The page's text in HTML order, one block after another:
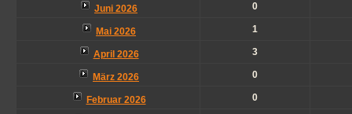
Juni 2026 0
Mai 2026 1
April 2026 3
März 2026 0
Februar 2026 0